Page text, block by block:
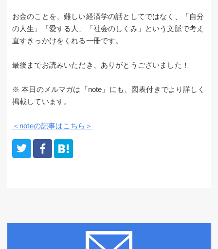
お金のことを、難しい経済学の話としてではなく、「自分
の人生」「愛する人」「社会のしくみ」という文脈で考え
直すきっかけをくれる一冊です。
最後までお読みいただき、ありがとうございました！
※ 本日のメルマガは「note」にも、図表付きでより詳しく
掲載しています。
＜noteの記事はこちら＞